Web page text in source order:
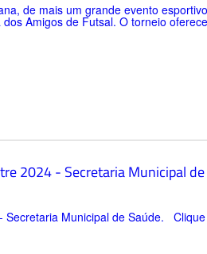
de mais um grande evento
Amigos de Futsal. O torneio
2024 - Secretaria Municipal de
Secretaria Municipal de Saúde.